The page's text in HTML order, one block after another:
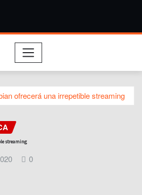
ofrecerá una irrepetible streaming
streaming
0